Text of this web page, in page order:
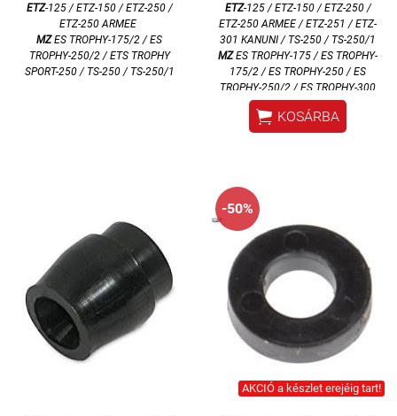
ETZ-125 / ETZ-150 / ETZ-250 /
ETZ-250 ARMEE
MZES TROPHY-175/2 / ES
TROPHY-250/2 / ETS TROPHY
SPORT-250 / TS-250 / TS-250/1
ETZ-125 / ETZ-150 / ETZ-250 /
ETZ-250 ARMEE / ETZ-251 / ETZ-
301 KANUNI / TS-250 / TS-250/1
MZES TROPHY-175 / ES TROPHY-
175/2 / ES TROPHY-250 / ES
TROPHY-250/2 / ES TROPHY-300
/ ETS TROPHY SPORT-250
SIMSON70 / ENDURO / ROLLER
SR / S50 / S51 / S53 / S60 /
 KOSÁRBA
-50%
AKCIÓ a készlet erejéig tart!